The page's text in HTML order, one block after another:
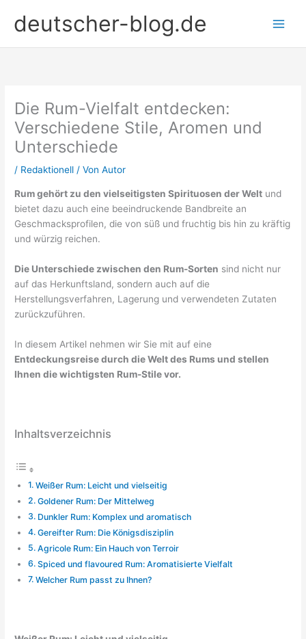
Inhaltdeutscher-blog.de
Die Rum-Vielfalt entdecken:
Verschiedene Stile, Aromen und
Unterschiede
/ Redaktionell / VonAutor
Rum gehört zu den vielseitigsten Spirituosen der Welt und
bietet dazu auch eine beeindruckende Bandbreite an
Geschmacksprofilen, die von süß und fruchtig bis hin zu kräftig
und würzig reichen.
Die Unterschiede zwischen den Rum-Sorten sind nicht nur
auf das Herkunftsland, sondern auch auf die
Herstellungsverfahren, Lagerung und verwendeten Zutaten
zurückzuführen.
In diesem Artikel nehmen wir Sie mit auf eine
Entdeckungsreise durch die Welt des Rums und stellen
Ihnen die wichtigsten Rum-Stile vor.
Inhaltsverzeichnis
Weißer Rum: Leicht und vielseitig
Goldener Rum: Der Mittelweg
Dunkler Rum: Komplex und aromatisch
Gereifter Rum: Die Königsdisziplin
Agricole Rum: Ein Hauch von Terroir
Spiced und flavoured Rum: Aromatisierte Vielfalt
Welcher Rum passt zu Ihnen?